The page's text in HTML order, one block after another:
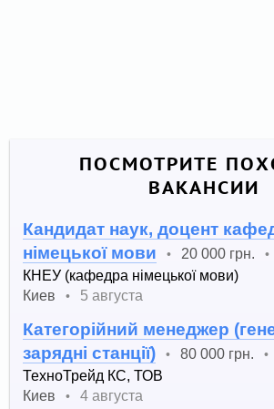
ПОСМОТРИТЕ
ВАКАНСИИ
Кандидат наук, доцент
німецької мови
• 20 000 грн. •
КНЕУ (кафедра німецької мови)
Киев
• 5 августа
Категорійний менеджер
зарядні станції)
• 80 000 грн. •
ТехноТрейд КС, ТОВ
Киев
• 4 августа